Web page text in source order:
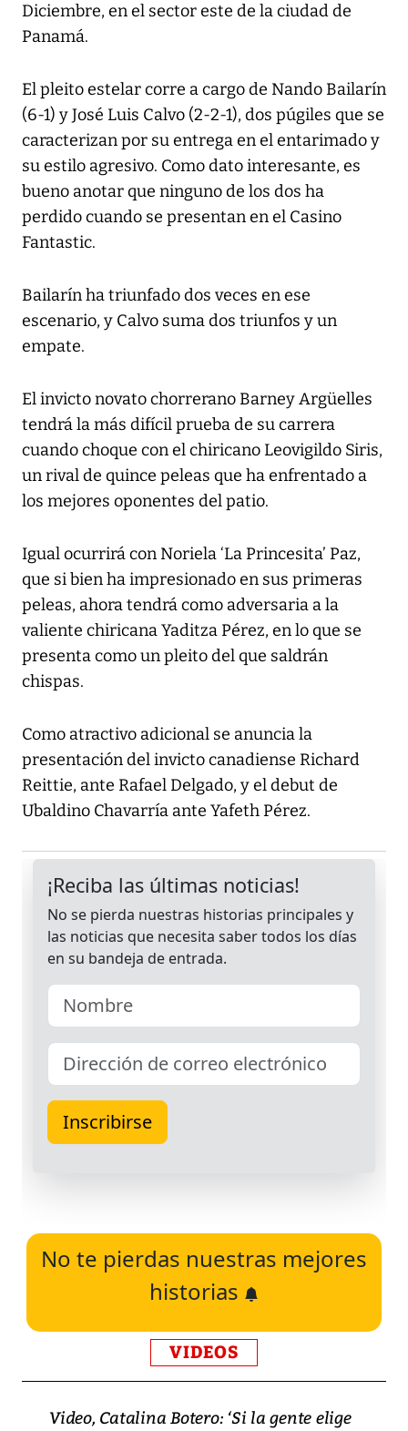
Diciembre, en el sector este de la ciudad de
Panamá.
El pleito estelar corre a cargo de Nando Bailarín
(6-1) y José Luis Calvo (2-2-1), dos púgiles que se
caracterizan por su entrega en el entarimado y
su estilo agresivo. Como dato interesante, es
bueno anotar que ninguno de los dos ha
perdido cuando se presentan en el Casino
Fantastic.
Bailarín ha triunfado dos veces en ese
escenario, y Calvo suma dos triunfos y un
empate.
El invicto novato chorrerano Barney Argüelles
tendrá la más difícil prueba de su carrera
cuando choque con el chiricano Leovigildo Siris,
un rival de quince peleas que ha enfrentado a
los mejores oponentes del patio.
Igual ocurrirá con Noriela ‘La Princesita’ Paz,
que si bien ha impresionado en sus primeras
peleas, ahora tendrá como adversaria a la
valiente chiricana Yaditza Pérez, en lo que se
presenta como un pleito del que saldrán
chispas.
Como atractivo adicional se anuncia la
presentación del invicto canadiense Richard
Reittie, ante Rafael Delgado, y el debut de
Ubaldino Chavarría ante Yafeth Pérez.
No te pierdas nuestras mejores
historias
VIDEOS
Video, Catalina Botero: ‘Si la gente elige